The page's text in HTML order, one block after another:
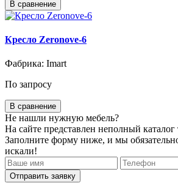
В сравнение
Кресло Zeronove-6
Фабрика: Imart
По запросу
В сравнение
Не нашли нужную мебель?
На сайте представлен неполный каталог
Заполните форму ниже, и мы
искали!